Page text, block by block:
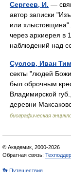
Сергеев, И. —
автор записки
или
через архиерея в
наблюдений над
Суслов, Иван
секты "людей
был оброчным
Владимирской
деревни
биографическая
© Академик, 2000-2026
Обратная связь:
👣 Путешествия